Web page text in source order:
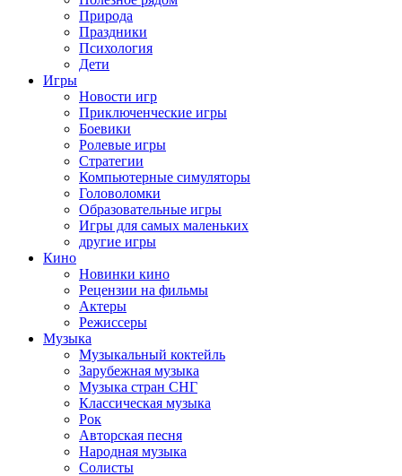
Природа
Праздники
Психология
Дети
Игры
Новости игр
Приключенческие игры
Боевики
Ролевые игры
Стратегии
Компьютерные симуляторы
Головоломки
Образовательные игры
Игры для самых маленьких
другие игры
Кино
Новинки кино
Рецензии на фильмы
Актеры
Режиссеры
Музыка
Музыкальный коктейль
Зарубежная музыка
Музыка стран СНГ
Классическая музыка
Рок
Авторская песня
Народная музыка
Солисты